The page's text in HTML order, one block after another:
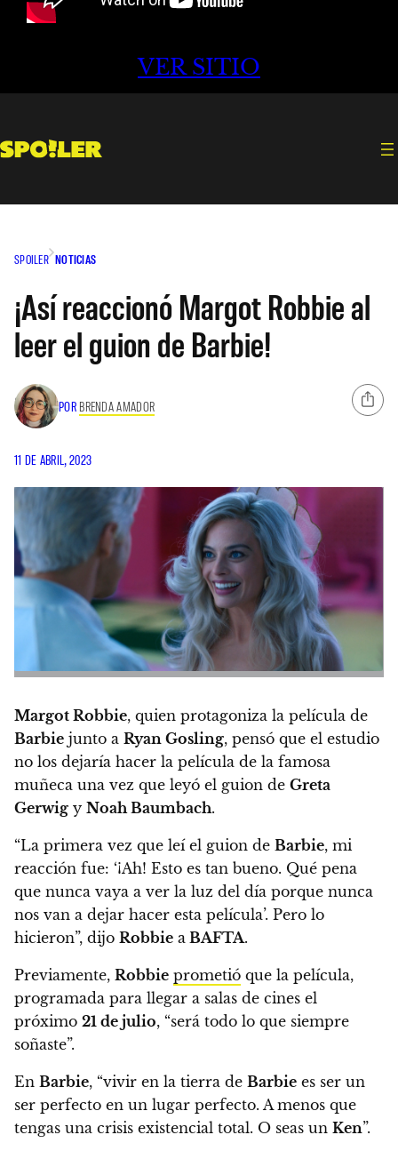
VER SITIO
SPOILER NOTICIAS
¡Así reaccionó Margot Robbie al
leer el guion de Barbie!
POR BRENDA AMADOR
11 DE ABRIL, 2023
Margot Robbie, quien protagoniza la película de
Barbie junto a Ryan Gosling, pensó que el estudio
no los dejaría hacer la película de la famosa
muñeca una vez que leyó el guion de Greta
Gerwig y Noah Baumbach.
“La primera vez que leí el guion de Barbie, mi
reacción fue: ‘¡Ah! Esto es tan bueno. Qué pena
que nunca vaya a ver la luz del día porque nunca
nos van a dejar hacer esta película’. Pero lo
hicieron”, dijo Robbie a BAFTA.
Previamente, Robbie prometió que la película,
programada para llegar a salas de cines el
próximo 21 de julio, “será todo lo que siempre
soñaste”.
En Barbie, “vivir en la tierra de Barbie es ser un
ser perfecto en un lugar perfecto. A menos que
tengas una crisis existencial total. O seas un Ken”.